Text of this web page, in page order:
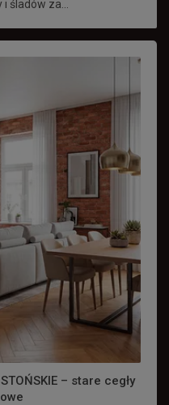
śladów za...
– stare cegły